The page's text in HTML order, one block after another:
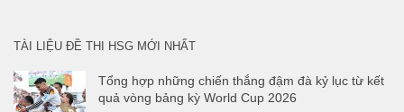
TÀI LIỆU ĐỀ THI HSG MỚI NHẤT
Tổng hợp những chiến thắng đậm đà kỷ lục từ kết
quả vòng bảng kỳ World Cup 2026